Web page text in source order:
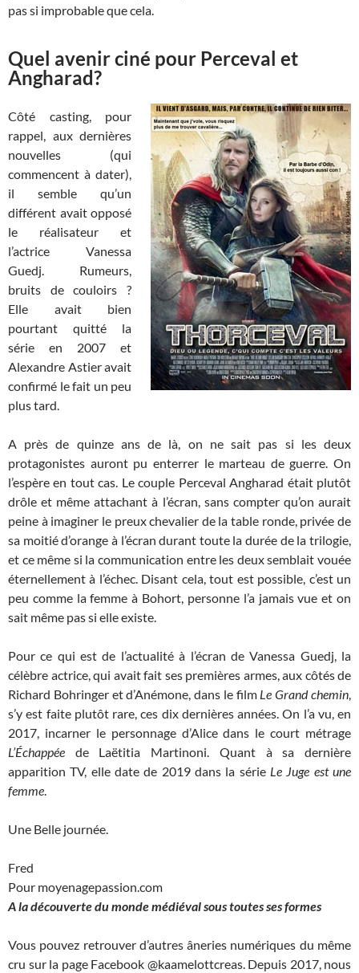
pas si improbable que cela.
Quel avenir ciné pour Perceval et
Angharad?
Côté casting, pour
rappel, aux dernières
nouvelles (qui
commencent à dater),
il semble qu’un
différent avait opposé
le réalisateur et
l’actrice Vanessa
Guedj. Rumeurs,
bruits de couloirs ?
Elle avait bien
pourtant quitté la
série en 2007 et
Alexandre Astier avait
confirmé le fait un peu
plus tard.
A près de quinze ans de là, on ne sait pas si les deux
protagonistes auront pu enterrer le marteau de guerre. On
l’espère en tout cas. Le couple Perceval Angharad était plutôt
drôle et même attachant à l’écran, sans compter qu’on aurait
peine à imaginer le preux chevalier de la table ronde, privée de
sa moitié d’orange à l’écran durant toute la durée de la trilogie,
et ce même si la communication entre les deux semblait vouée
éternellement à l’échec. Disant cela, tout est possible, c’est un
peu comme la femme à Bohort, personne l’a jamais vue et on
sait même pas si elle existe.
Pour ce qui est de l’actualité à l’écran de Vanessa Guedj, la
célèbre actrice, qui avait fait ses premières armes, aux côtés de
Richard Bohringer et d’Anémone, dans le film Le Grand chemin,
s’y est faite plutôt rare, ces dix dernières années. On l’a vu, en
2017, incarner le personnage d’Alice dans le court métrage
L’Échappée de Laëtitia Martinoni. Quant à sa dernière
apparition TV, elle date de 2019 dans la série Le Juge est une
femme.
Une Belle journée.
Fred
Pour moyenagepassion.com
A la découverte du monde médiéval sous toutes ses formes
Vous pouvez retrouver d’autres âneries numériques du même
cru sur la page Facebook @kaamelottcreas. Depuis 2017, nous